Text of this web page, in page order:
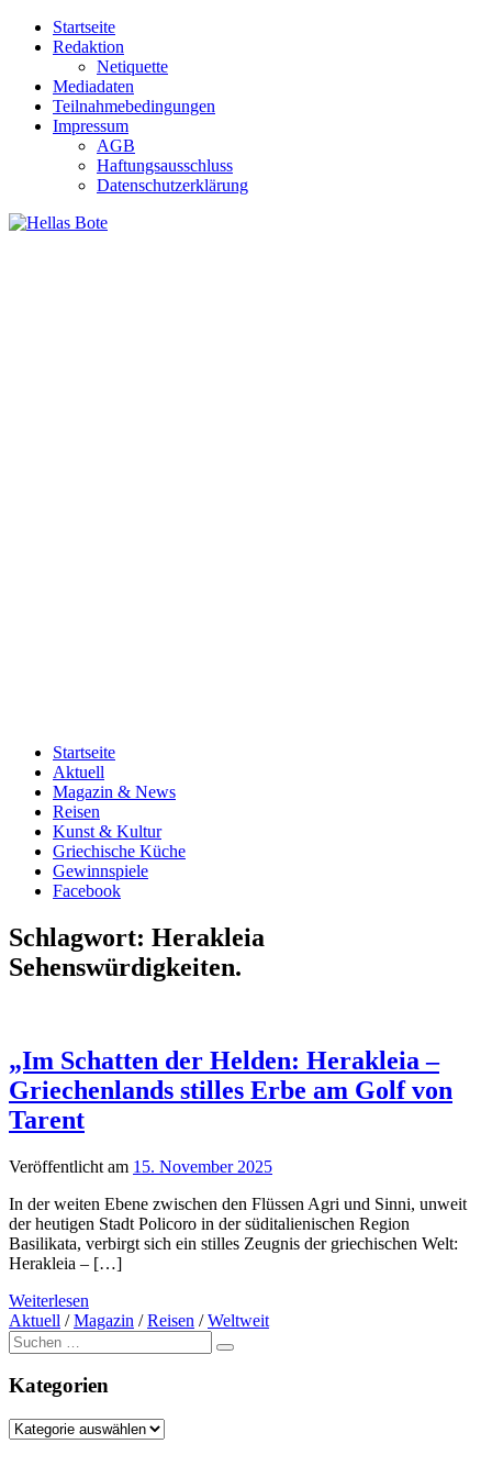
Zum
Inhalt
Startseite
Redaktion
Netiquette
Mediadaten
Teilnahmebedingungen
Impressum
AGB
Haftungsausschluss
Datenschutzerklärung
Startseite
Aktuell
Magazin & News
Reisen
Kunst & Kultur
Griechische Küche
Gewinnspiele
Facebook
Schlagwort: Herakleia
Sehenswürdigkeiten.
„Im Schatten der Helden: Herakleia –
Griechenlands stilles Erbe am Golf von
Tarent
Veröffentlicht am 15. November 2025
In der weiten Ebene zwischen den Flüssen Agri und Sinni, unweit
der heutigen Stadt Policoro in der süditalienischen Region
Basilikata, verbirgt sich ein stilles Zeugnis der griechischen Welt:
Herakleia – […]
Weiterlesen
Aktuell /Magazin /Reisen /Weltweit
Suche
nach:
Kategorien
Kategorien